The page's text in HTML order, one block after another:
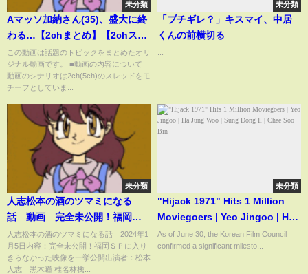
未分類
Aマッソ加納さん(35)、盛大に終
わる…【2chまとめ】【2chス
レ】【5chスレ】
この動画は話題のトピックをまとめたオリ
ジナル動画です。 ■動画の内容について
動画のシナリオは2ch(5ch)のスレッドをモ
チーフとしていま...
未分類
「ブチギレ？」キスマイ、中居
くんの前横切る
未分類
人志松本の酒のツマミになる
話 動画 完全未公開！福岡Ｓ
Ｐ 1月5日
人志松本の酒のツマミになる話 2024年1
月5日内容：完全未公開！福岡ＳＰに入り
きらなかった映像を一挙公開出演者：松本
人志 黒木瞳 椎名林檎...
未分類
"Hijack 1971" Hits 1 Million
Moviegoers | Yeo Jingoo | Ha
Jung Woo | Sung Dong Il |
Chae Soo Bin
As of June 30, the Korean Film Council
confirmed a significant milesto...